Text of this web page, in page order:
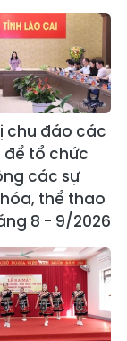
chu đáo các
để tổ chức
các sự
thể thao
8 - 9/2026